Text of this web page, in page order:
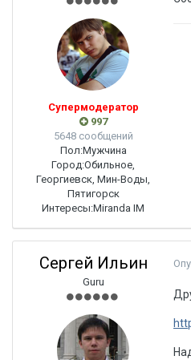
Супермодератор
997
5648 сообщений
Пол:Мужчина
Город:Обильное,
Георгиевск, Мин-Воды,
Пятигорск
Интересы:Miranda IM
Сергей Ильин
Guru